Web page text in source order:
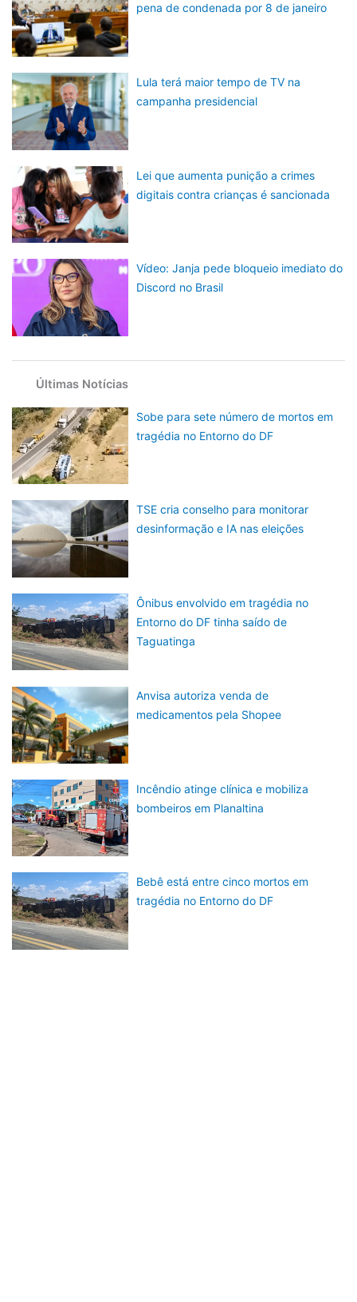
pena de condenada por 8 de janeiro
Lula terá maior tempo de TV na
campanha presidencial
Lei que aumenta punição a crimes
digitais contra crianças é sancionada
Vídeo: Janja pede bloqueio imediato do
Discord no Brasil
Últimas Notícias
Sobe para sete número de mortos em
tragédia no Entorno do DF
TSE cria conselho para monitorar
desinformação e IA nas eleições
Ônibus envolvido em tragédia no
Entorno do DF tinha saído de
Taguatinga
Anvisa autoriza venda de
medicamentos pela Shopee
Incêndio atinge clínica e mobiliza
bombeiros em Planaltina
Bebê está entre cinco mortos em
tragédia no Entorno do DF